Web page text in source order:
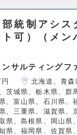
統制アシス
可）（メン
サルティングフ
北海道、青森
茨城県、栃木県、群
、富山県、石川県、
、三重県、滋賀県、
県、島根県、岡山県
県、福岡県、佐賀県